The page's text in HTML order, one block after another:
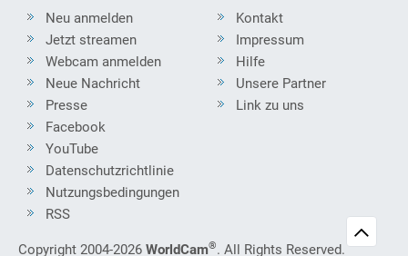
Neu anmelden
Jetzt streamen
Webcam anmelden
Neue Nachricht
Presse
Kontakt
Impressum
Hilfe
Unsere Partner
Link zu uns
Facebook
YouTube
Datenschutzrichtlinie
Nutzungsbedingungen
RSS
Copyright 2004-2026 WorldCam®. All Rights Reserved.